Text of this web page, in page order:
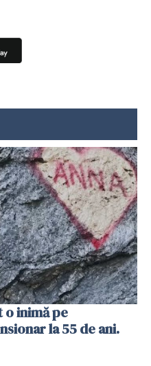
o inimă pe
la 55 de ani.